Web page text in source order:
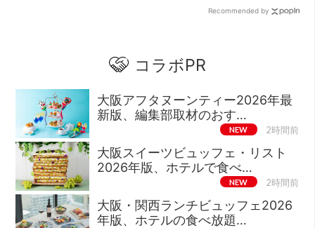
Recommended by
コラボPR
大阪アフタヌーンティー2026年最
新版、編集部取材のおす…
NEW 2時間前
大阪スイーツビュッフェ・リスト
2026年版、ホテルで食べ…
NEW 2時間前
大阪・関西ランチビュッフェ2026
年版、ホテルの食べ放題…